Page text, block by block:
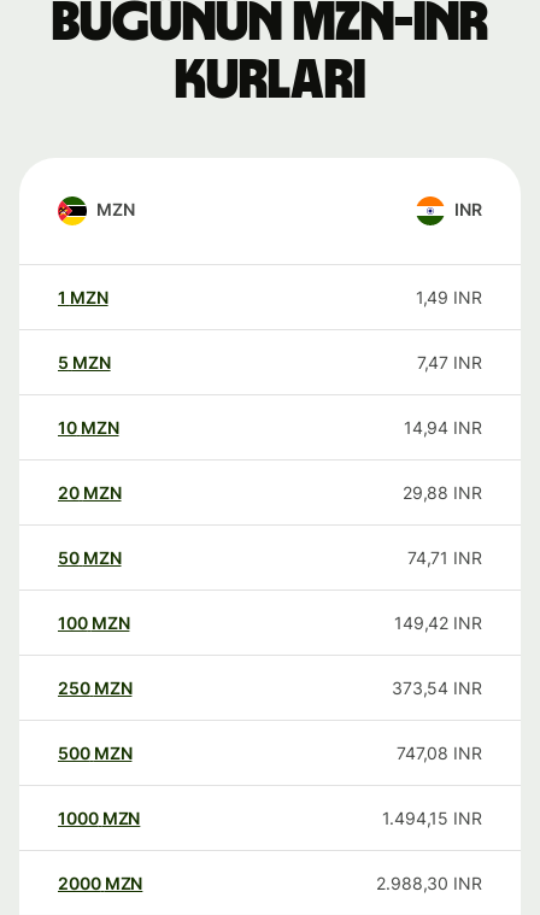
Bugünün MZN-INR
kurları
MZN INR
1 MZN 1,49 INR
5 MZN 7,47 INR
10 MZN 14,94 INR
20 MZN 29,88 INR
50 MZN 74,71 INR
100 MZN 149,42 INR
250 MZN 373,54 INR
500 MZN 747,08 INR
1000 MZN 1.494,15 INR
2000 MZN 2.988,30 INR